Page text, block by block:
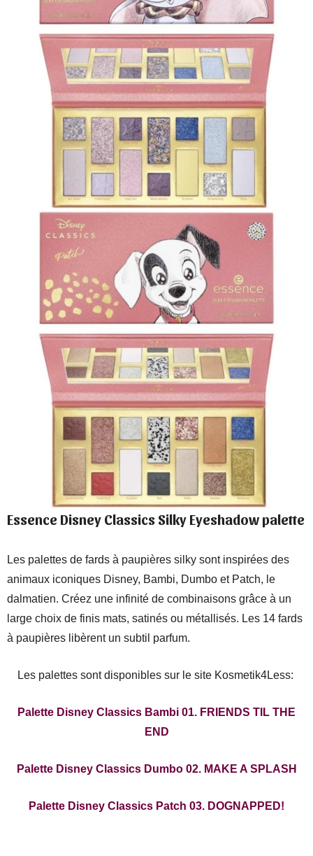
Essence Disney Classics Silky Eyeshadow palette
Les palettes de fards à paupières silky sont inspirées des
animaux iconiques Disney, Bambi, Dumbo et Patch, le
dalmatien. Créez une infinité de combinaisons grâce à un
large choix de finis mats, satinés ou métallisés. Les 14 fards
à paupières libèrent un subtil parfum.
Les palettes sont disponibles sur le site Kosmetik4Less:
Palette Disney Classics Bambi 01. FRIENDS TIL THE
END
Palette Disney Classics Dumbo 02. MAKE A SPLASH
Palette Disney Classics Patch 03. DOGNAPPED!